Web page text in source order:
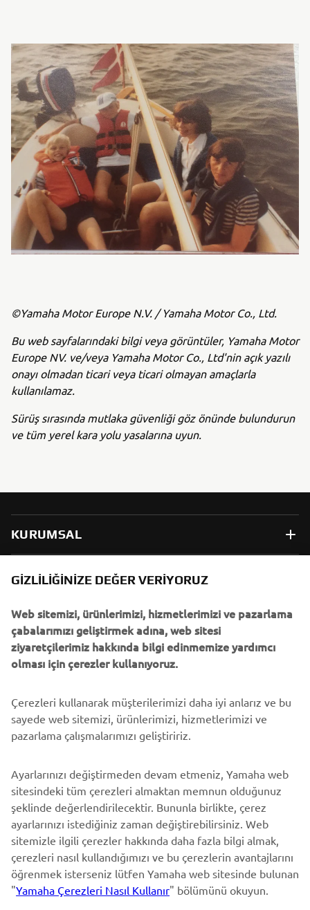
©Yamaha Motor Europe N.V. / Yamaha Motor Co., Ltd.
Bu web sayfalarındaki bilgi veya görüntüler, Yamaha Motor
Europe NV. ve/veya Yamaha Motor Co., Ltd'nin açık yazılı
onayı olmadan ticari veya ticari olmayan amaçlarla
kullanılamaz.
Sürüş sırasında mutlaka güvenliği göz önünde bulundurun
ve tüm yerel kara yolu yasalarına uyun.
KURUMSAL
B2B
DAHA FAZLA YAMAHA
DESTEK
BÜLTEN
En son fırsatları, özel etkinlikleri, yeni çıkan ürünleri ve daha
fazlasını ilk öğrenen siz olun
ABONE OL
Gizlilik Politikamızı okuyarak kişisel verilerinizi nasıl işlediğimizi
öğrenebilirsiniz: Gizlilik Politikası
GIZLILIĞINIZE DEĞER VERIYORUZ
Web sitemizi, ürünlerimizi, hizmetlerimizi ve pazarlama
çabalarımızı geliştirmek adına, web sitesi
ziyaretçilerimiz hakkında bilgi edinmemize yardımcı
olması için çerezler kullanıyoruz.
Çerezleri kullanarak müşterilerimizi daha iyi anlarız ve bu
sayede web sitemizi, ürünlerimizi, hizmetlerimizi ve
pazarlama çalışmalarımızı geliştiririz.
Ayarlarınızı değiştirmeden devam etmeniz, Yamaha web
sitesindeki tüm çerezleri almaktan memnun olduğunuz
şeklinde değerlendirilecektir. Bununla birlikte, çerez
ayarlarınızı istediğiniz zaman değiştirebilirsiniz. Web
sitemizle ilgili çerezler hakkında daha fazla bilgi almak,
çerezleri nasıl kullandığımızı ve bu çerezlerin avantajlarını
öğrenmek isterseniz lütfen Yamaha web sitesinde bulunan
"Yamaha Çerezleri Nasıl Kullanır" bölümünü okuyun.